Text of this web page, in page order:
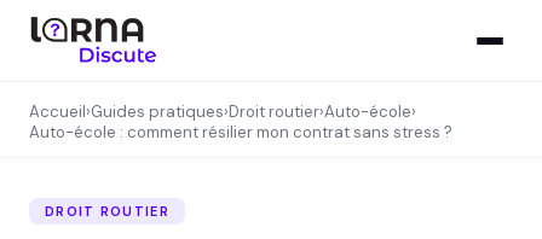
Accueil›Guides pratiques›Droit routier›Auto-école›
Auto-école : comment résilier mon contrat sans stress ?
DROIT ROUTIER